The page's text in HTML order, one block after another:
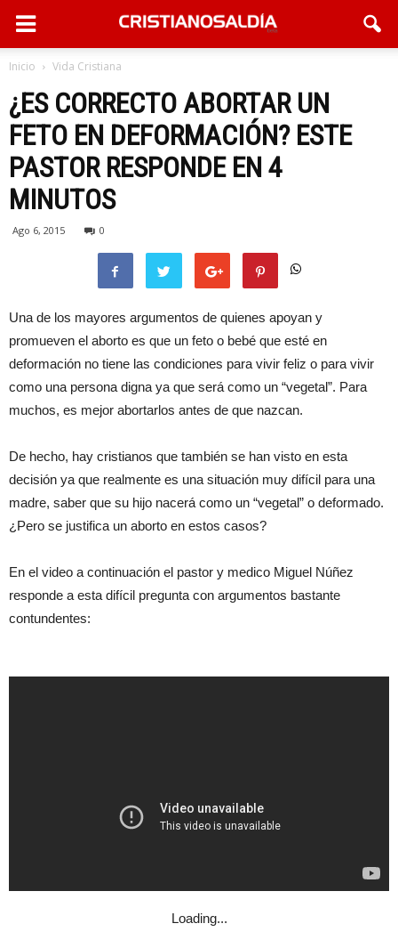
Inicio Vida Cristiana
¿ES CORRECTO ABORTAR UN
FETO EN DEFORMACIÓN? ESTE
PASTOR RESPONDE EN 4
MINUTOS
Ago 6, 2015 0
Una de los mayores argumentos de quienes apoyan y
promueven el aborto es que un feto o bebé que esté en
deformación no tiene las condiciones para vivir feliz o para vivir
como una persona digna ya que será como un “vegetal”. Para
muchos, es mejor abortarlos antes de que nazcan.
De hecho, hay cristianos que también se han visto en esta
decisión ya que realmente es una situación muy difícil para una
madre, saber que su hijo nacerá como un “vegetal” o deformado.
¿Pero se justifica un aborto en estos casos?
En el video a continuación el pastor y medico Miguel Núñez
responde a esta difícil pregunta con argumentos bastante
contundentes:
Loading...